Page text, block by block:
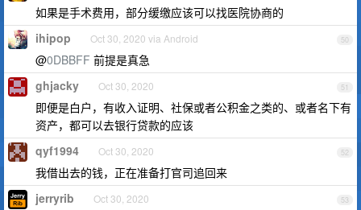
如果是手术费用，部分缓缴应该可以找医院协商的
50
ihipop Oct 30, 2020 via Android
@0DBBFF 前提是真急
51
ghjacky Oct 30, 2020
即便是白户，有收入证明、社保或者公积金之类的、或者名下有
资产，都可以去银行贷款的应该
52
qyf1994 Oct 30, 2020
我借出去的钱，正在准备打官司追回来
53
jerryrib Oct 30, 2020